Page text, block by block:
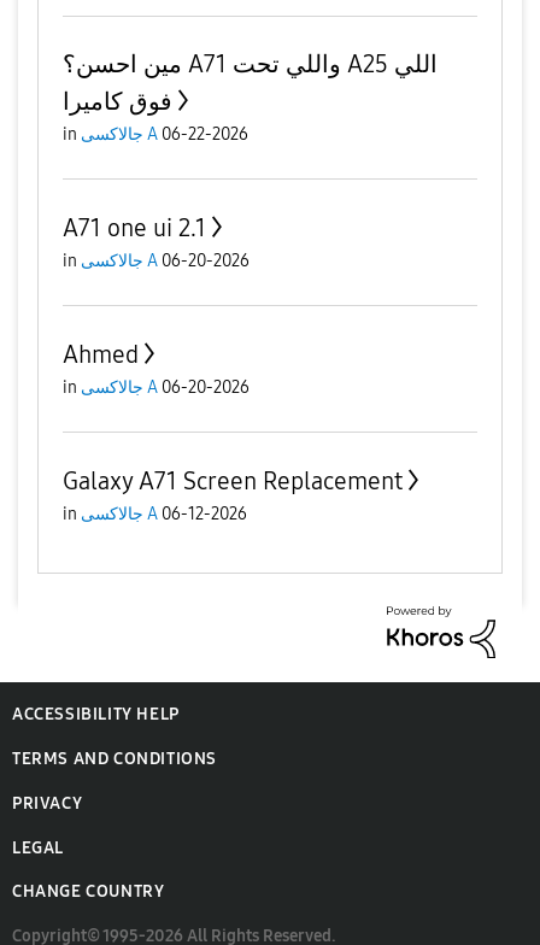
مين احسن؟ A71 واللي تحت A25 اللي
فوق كاميرا
in جالاكسى A 06-22-2026
A71 one ui 2.1
in جالاكسى A 06-20-2026
Ahmed
in جالاكسى A 06-20-2026
Galaxy A71 Screen Replacement
in جالاكسى A 06-12-2026
ACCESSIBILITY HELP
TERMS AND CONDITIONS
PRIVACY
LEGAL
CHANGE COUNTRY
Copyright© 1995-2026 All Rights Reserved.